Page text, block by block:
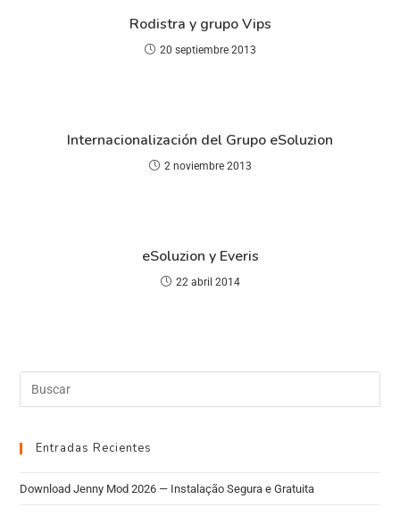
Rodistra y grupo Vips
20 septiembre 2013
Internacionalización del Grupo eSoluzion
2 noviembre 2013
eSoluzion y Everis
22 abril 2014
Entradas Recientes
Download Jenny Mod 2026 — Instalação Segura e Gratuita